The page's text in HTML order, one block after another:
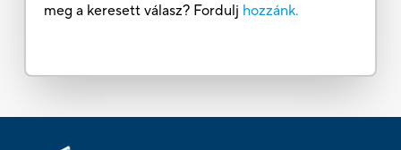
meg a keresett válasz? Fordulj hozzánk.